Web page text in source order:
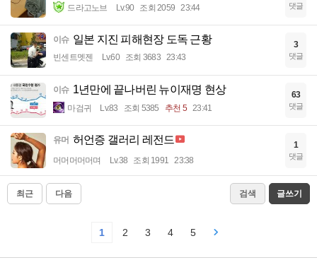
드라고노브 Lv.90 조회 2059 23:44 댓글
이슈 일본 지진 피해현장 도독 근황
빈센트멧젠 Lv.60 조회 3683 23:43
3
댓글
이슈 1년만에 끝나버린 뉴이재명 현상
마검귀 Lv.83 조회 5385 추천 5 23:41
63
댓글
유머 허언증 갤러리 레전드
머머머머머며 Lv.38 조회 1991 23:38
1
댓글
최근 다음 검색 글쓰기
1 2 3 4 5